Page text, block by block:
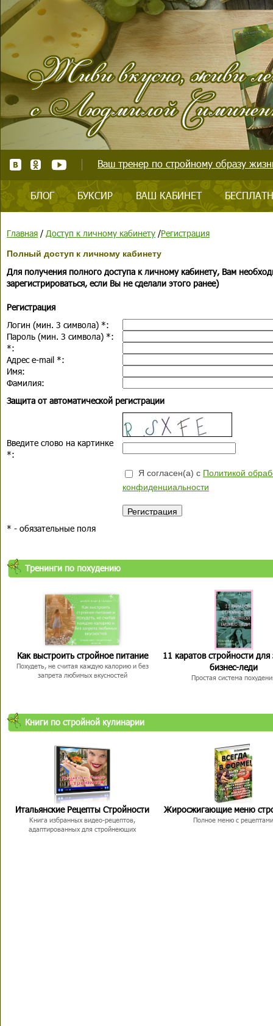
Ваш тренер по стройному образу
БЛОГ БУКСИР ВАШ КАБИНЕТ
Главная / Доступ к личному кабинету /Регистрация
Полный доступ к личному кабинету
Для получения полного доступа к личному кабинету, Вам
зарегистрироваться, если Вы не сделали этого ранее)
Регистрация
Логин (мин. 3 символа) *:
Пароль (мин. 3 символа) *:
*:
Адрес e-mail *:
Имя:
Фамилия:
Защита от автоматической регистрации
Введите слово на картинке
*:
Я согласен(а) с Политикой
конфиденциальности
* - обязательные поля
Тренинги по похудению
Как выстроить стройное питание
Похудеть, не считая каждую калорию и без
запрета любимых вкусностей
11 каратов стройности для
бизнес-леди
Простая система
Книги по стройной кулинарии
Итальянские Рецепты Стройности
Книга избранных видео-рецептов,
адаптированных для стройнеющих
Жиросжигающие меню
Полное меню с рецептами